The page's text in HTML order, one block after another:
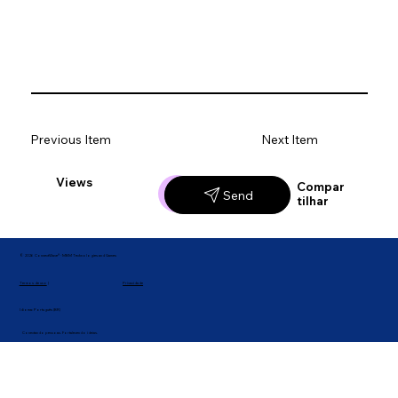
Views
Send
Compar
tilhar
Previous Item Next Item
© 2026 ConnectWave® · MBM Technologies and Games
Termos de uso
Idioma: Português (BR)
Privacidade
Conectando pessoas. Fortalecendo ideias.